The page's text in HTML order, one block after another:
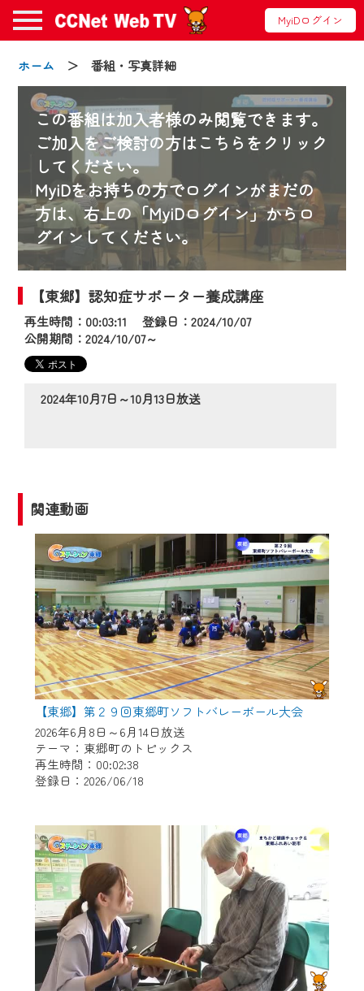
MyiDログイン
ホーム ＞ 番組・写真詳細
この番組は加入者様のみ閲覧できます。
ご加入をご検討の方はこちらをクリック
してください。
MyiDをお持ちの方でログインがまだの
方は、右上の「MyiDログイン」からロ
グインしてください。
【東郷】認知症サポーター養成講座
再生時間：00:03:11 登録日：2024/10/07
公開期間：2024/10/07～
2024年10月7日～10月13日放送
関連動画
【東郷】第２９回東郷町ソフトバレーボール大会
2026年6月8日～6月14日放送
テーマ：東郷町のトピックス
再生時間：00:02:38
登録日：2026/06/18
お知らせ
2024/09/02
動画配信サービス『CCNet Web TV』は2024
年9月24日からリニューアルします！
【変更点】
◆デザイン変更により、お住まいの地域
の動画コンテンツが一目瞭然。
◆当社アプリやＰＣブラウザから、いつ
でも・どこでも・外出先でも！
2024年9月24日からはご加入者様へのサー
ビス向上のため、
『CCNet Web TV』を利用いただくには、
一部コンテンツを除き、
CCNetサービスへの加入と『CCNetマイ
ページ※』へのログインが必要となりま
す。
何卒、ご理解ご了承の程よろしくお願い
いたします。
※マイページへのログインには、MyIDが必
要となります。
※MyIDとは、CCNet Web TVを含むCCNetの
各種サービスをご利用頂くためのIDです。
で設定できます。
（GmailやYahooなどのフリーメールアドレ
スでも作成可能です）
※マイページへのログイン・MyIDの新規登
録はこちらから
※CCNetアプリをご利用中の方は引き続き
ご視聴いただけます。